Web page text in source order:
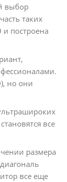
выбор
таких
построена
но они
все
размера
все еще